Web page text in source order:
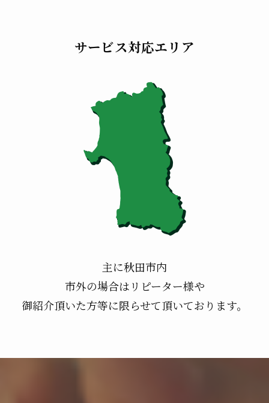
サービス対応エリア
主に秋田市内
市外の場合はリピーター様や
御紹介頂いた方等に限らせて頂いております。